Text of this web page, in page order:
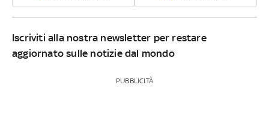
Iscriviti alla nostra newsletter per restare
aggiornato sulle notizie dal mondo
PUBBLICITÀ